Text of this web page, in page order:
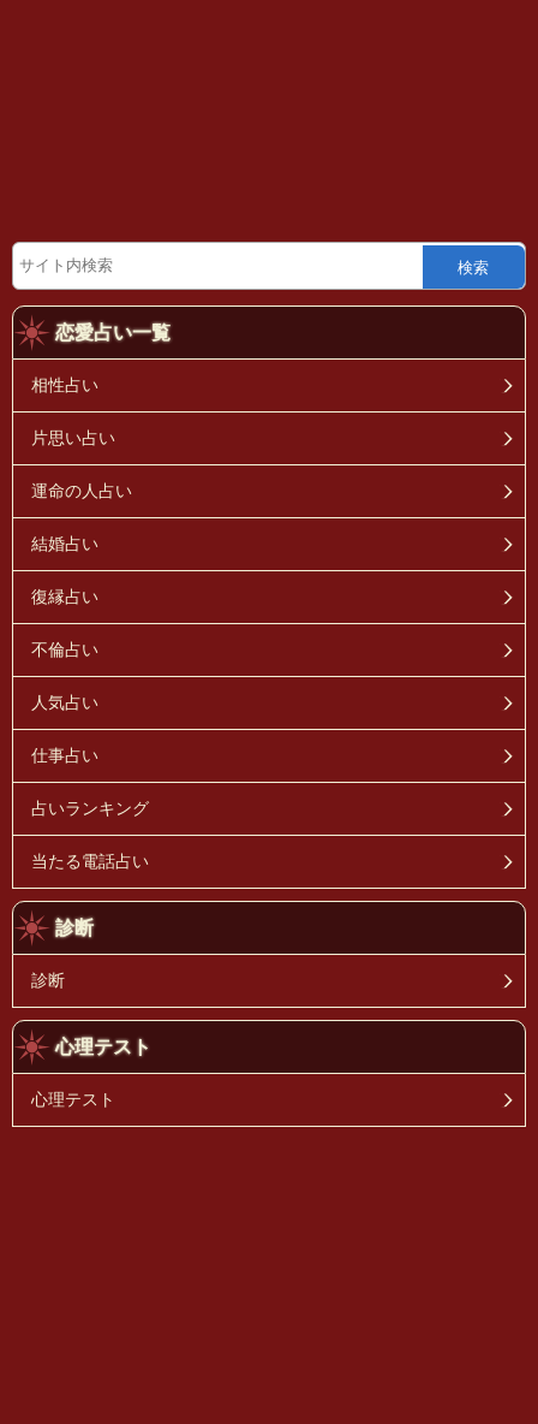
検索
恋愛占い一覧
相性占い
片思い占い
運命の人占い
結婚占い
復縁占い
不倫占い
人気占い
仕事占い
占いランキング
当たる電話占い
診断
診断
心理テスト
心理テスト